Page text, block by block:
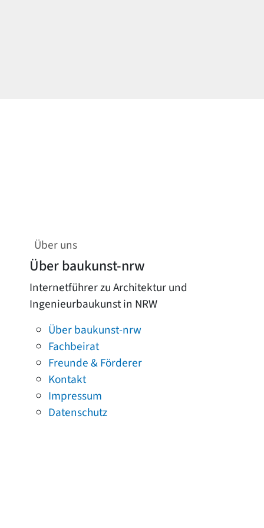
Über uns
Über baukunst-nrw
Internetführer zu Architektur und
Ingenieurbaukunst in NRW
Über baukunst-nrw
Fachbeirat
Freunde & Förderer
Kontakt
Impressum
Datenschutz